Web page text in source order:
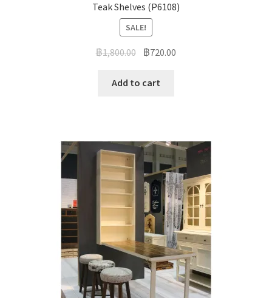
Teak Shelves (P6108)
SALE!
฿1,800.00 ฿720.00
Add to cart